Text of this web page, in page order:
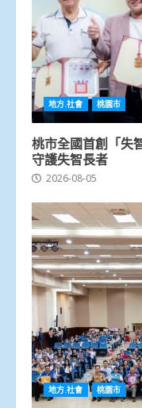
地方.社會 桃園市
桃市全國首創「
守護失智長者
2026-08-05
地方.社會 桃園市